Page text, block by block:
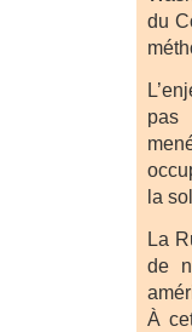
du
pas
la
La
de
À